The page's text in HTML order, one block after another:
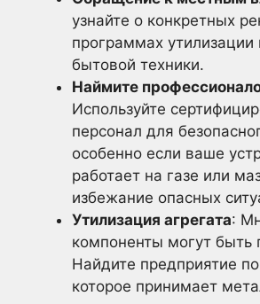
узнайте о конкретных
программах утилизации
бытовой техники.
Наймите
Используйте
персонал для
особенно если ваше
работает на газе или
избежание опасных
Утилизация агрегата:
компоненты могут быть
Найдите предприятие
которое принимает